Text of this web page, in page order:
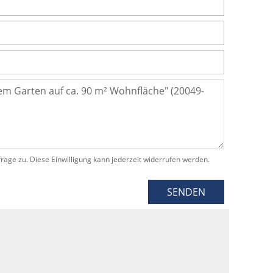
zu. Diese Einwilligung kann jederzeit widerrufen werden.
SENDEN